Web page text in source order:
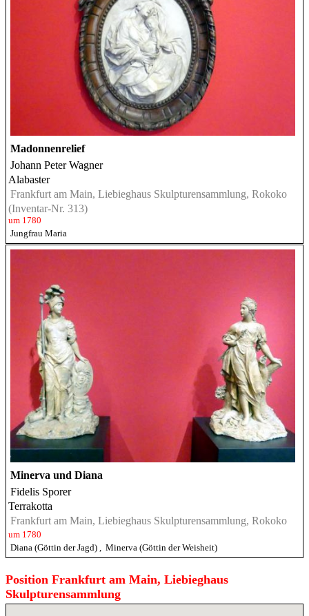
Madonnenrelief
Johann Peter Wagner
Alabaster
Frankfurt am Main, Liebieghaus Skulpturensammlung, Rokoko
(Inventar-Nr. 313)
um 1780
Jungfrau Maria
Minerva und Diana
Fidelis Sporer
Terrakotta
Frankfurt am Main, Liebieghaus Skulpturensammlung, Rokoko
um 1780
Diana (Göttin der Jagd)
Minerva (Göttin der Weisheit)
Position Frankfurt am Main, Liebieghaus
Skulpturensammlung